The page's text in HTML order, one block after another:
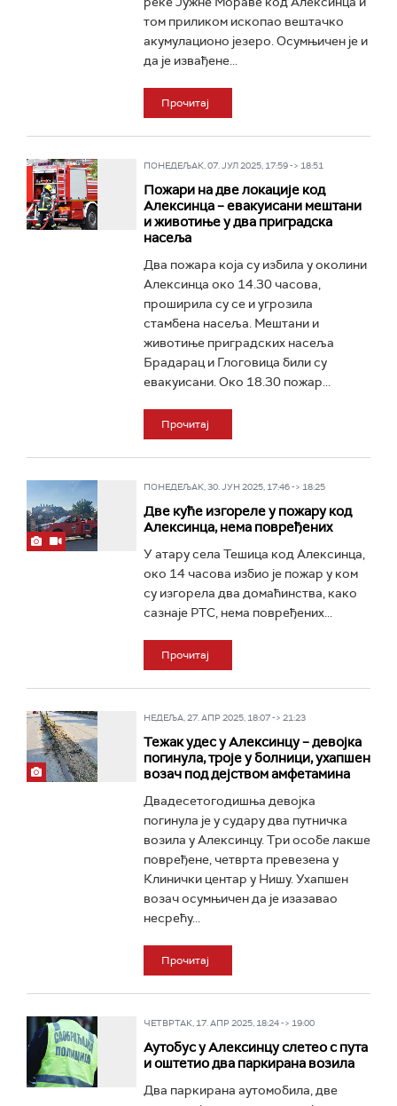
том приликом ископао вештачко
акумулационо језеро. Осумњичен је и
да је извађене...
Прочитај
ПОНЕДЕЉАК, 07. ЈУЛ 2025, 17:59 -> 18:51
Пожари на две локације код
Алексинца – евакуисани мештани
и животиње у два приградска
насеља
Два пожара која су избила у околини
Алексинца око 14.30 часова,
проширила су се и угрозила
стамбена насеља. Мештани и
животиње приградских насеља
Брадарац и Глоговица били су
евакуисани. Око 18.30 пожар...
Прочитај
ПОНЕДЕЉАК, 30. ЈУН 2025, 17:46 -> 18:25
Две куће изгореле у пожару код
Алексинца, нема повређених
У атару села Тешица код Алексинца,
око 14 часова избио је пожар у ком
су изгорела два домаћинства, како
сазнаје РТС, нема повређених...
Прочитај
НЕДЕЉА, 27. АПР 2025, 18:07 -> 21:23
Тежак удес у Алексинцу – девојка
погинула, троје у болници, ухапшен
возач под дејством амфетамина
Двадесетогодишња девојка
погинула је у судару два путничка
возила у Алексинцу. Три особе лакше
повређене, четврта превезена у
Клинички центар у Нишу. Ухапшен
возач осумњичен да је изазавао
несрећу...
Прочитај
ЧЕТВРТАК, 17. АПР 2025, 18:24 -> 19:00
Аутобус у Алексинцу слетео с пута
и оштетио два паркирана возила
Два паркирана аутомобила, две